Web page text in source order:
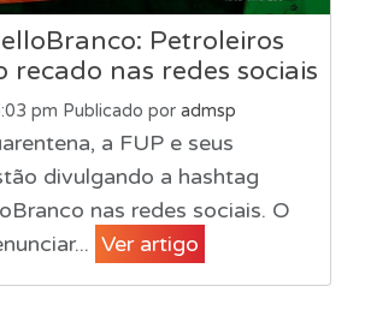
Petroleiros
recado nas redes sociais
pm Publicado por admsp
a FUP e seus
divulgando a hashtag
nas redes sociais. O
Ver artigo